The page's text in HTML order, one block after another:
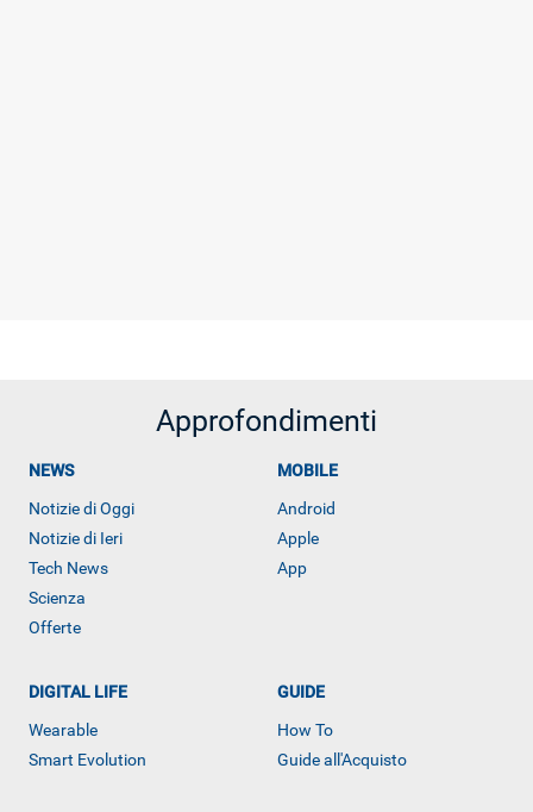
Approfondimenti
NEWS
Notizie di Oggi
Notizie di Ieri
Tech News
Scienza
Offerte
MOBILE
Android
Apple
App
DIGITAL LIFE
Wearable
Smart Evolution
GUIDE
How To
Guide all'Acquisto